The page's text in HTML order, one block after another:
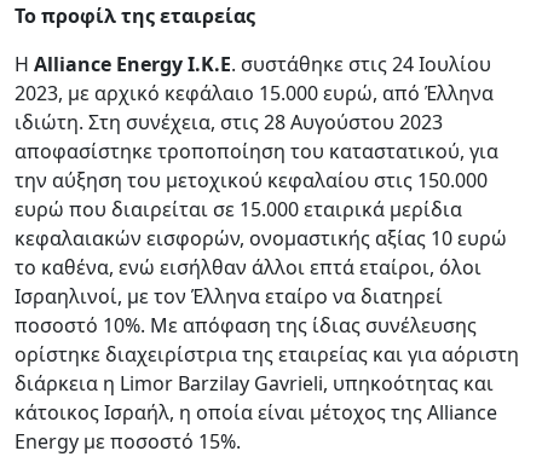
Το προφίλ της εταιρείας
Η Alliance Energy Ι.Κ.Ε. συστάθηκε στις 24 Ιουλίου
2023, με αρχικό κεφάλαιο 15.000 ευρώ, από Έλληνα
ιδιώτη. Στη συνέχεια, στις 28 Αυγούστου 2023
αποφασίστηκε τροποποίηση του καταστατικού, για
την αύξηση του μετοχικού κεφαλαίου στις 150.000
ευρώ που διαιρείται σε 15.000 εταιρικά μερίδια
κεφαλαιακών εισφορών, ονομαστικής αξίας 10 ευρώ
το καθένα, ενώ εισήλθαν άλλοι επτά εταίροι, όλοι
Ισραηλινοί, με τον Έλληνα εταίρο να διατηρεί
ποσοστό 10%. Με απόφαση της ίδιας συνέλευσης
ορίστηκε διαχειρίστρια της εταιρείας και για αόριστη
διάρκεια η Limor Barzilay Gavrieli, υπηκοότητας και
κάτοικος Ισραήλ, η οποία είναι μέτοχος της Alliance
Energy με ποσοστό 15%.